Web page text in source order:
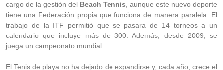
cargo de la gestión del Beach Tennis , aunque este nuevo deporte
tiene una Federación propia que funciona de manera paralela. El
trabajo de la ITF permitió que se pasara de 14 torneos a un
calendario que incluye más de 300. Además, desde 2009, se
juega un campeonato mundial.
El Tenis de playa no ha dejado de expandirse y, cada año, crece el